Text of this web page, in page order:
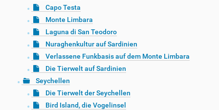
Capo Testa
Monte Limbara
Laguna di San Teodoro
Nuraghenkultur auf Sardinien
Verlassene Funkbasis auf dem Monte Limbara
Die Tierwelt auf Sardinien
Seychellen
Die Tierwelt der Seychellen
Bird Island, die Vogelinsel